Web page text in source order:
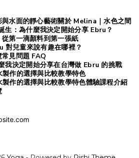
水面的靜心藝術關於 Melina｜水色之間
生：為什麼我決定開始分享 Ebru？
第一滴顏料到第一張紙
對兒童來說有趣在哪裡？
常見問題 FAQ
我決定開始分享在台灣做 Ebru 的挑戰
作的選擇與比較教學特色
作的選擇與比較教學特色體驗課程介紹